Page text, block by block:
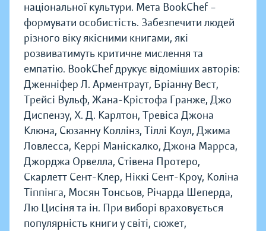
національної культури. Мета BookChef –
формувати особистість. Забезпечити людей
різного віку якісними книгами, які
розвиватимуть критичне мислення та
емпатію. BookChef друкує відоміших авторів:
Дженніфер Л. Арментраут, Бріанну Вест,
Трейсі Вульф, Жана-Крістофа Гранже, Джо
Диспензу, Х. Д. Карлтон, Тревіса Джона
Клюна, Сюзанну Коллінз, Тіллі Коул, Джима
Ловлесса, Керрі Маніскалко, Джона Маррса,
Джорджа Орвелла, Стівена Протеро,
Скарлетт Сент-Клер, Ніккі Сент-Кроу, Коліна
Тіппінга, Мосян Тонсьов, Річарда Шеперда,
Лю Цисіня та ін. При виборі враховується
популярність книги у світі, сюжет,